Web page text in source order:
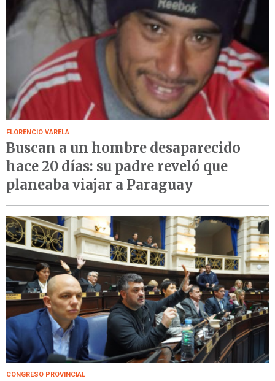
FLORENCIO VARELA
Buscan a un hombre desaparecido
hace 20 días: su padre reveló que
planeaba viajar a Paraguay
CONGRESO PROVINCIAL